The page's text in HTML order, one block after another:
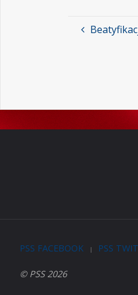
PSS FACEBOOK | PSS
© PSS 2026